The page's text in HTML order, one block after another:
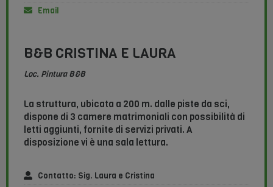
Email
B&B CRISTINA E LAURA
Loc. Pintura B&B
La struttura, ubicata a 200 m. dalle piste da sci,
dispone di 3 camere matrimoniali con possibilità di
letti aggiunti, fornite di servizi privati. A
disposizione vi è una sala lettura.
Contatto: Sig. Laura e Cristina